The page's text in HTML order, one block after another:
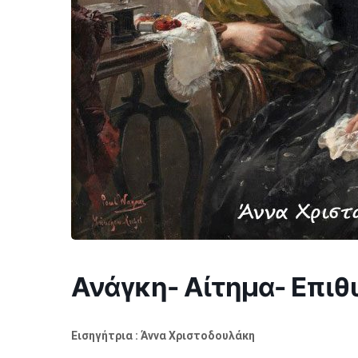
Ανάγκη- Αίτημα-
Εισηγήτρια : Άννα Χριστοδουλάκη